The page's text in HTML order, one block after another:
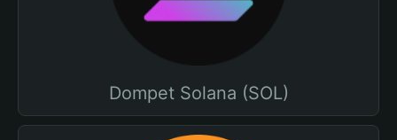
Dompet Solana (SOL)